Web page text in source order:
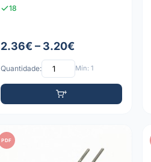
18
2.36€ – 3.20€
Quantidade: Mín: 1
PDF